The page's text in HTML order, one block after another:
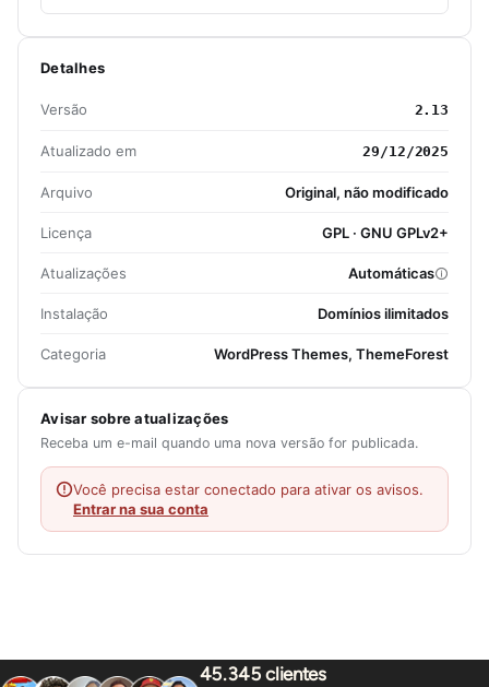
Detalhes
Versão 2.13
Atualizado em 29/12/2025
Arquivo Original, não modificado
Licença GPL · GNU GPLv2+
Atualizações Automáticas
Instalação Domínios ilimitados
Categoria WordPress Themes, ThemeForest
Avisar sobre atualizações
Receba um e-mail quando uma nova versão for publicada.
Você precisa estar conectado para ativar os avisos.
Entrar na sua conta
45.345 clientes